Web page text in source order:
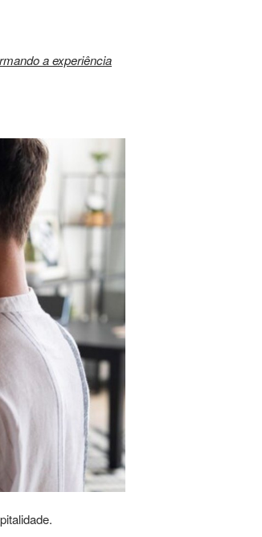
a experiência